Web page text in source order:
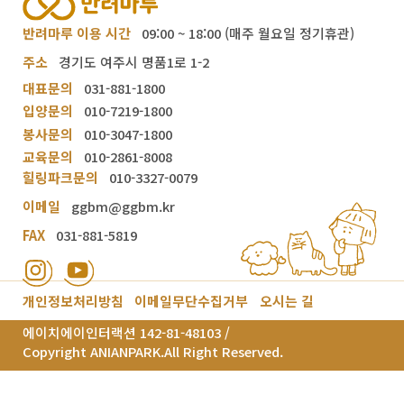
반려마루 이용 시간
09:00 ~ 18:00 (매주 월요일 정기휴관)
주소
경기도 여주시 명품1로 1-2
대표문의
031-881-1800
입양문의
010-7219-1800
봉사문의
010-3047-1800
교육문의
010-2861-8008
힐링파크문의
010-3327-0079
이메일
ggbm@ggbm.kr
FAX
031-881-5819
개인정보처리방침 이메일무단수집거부
오시는 길
에이치에이인터랙션 142-81-48103 /
Copyright ANIANPARK.All Right Reserved.